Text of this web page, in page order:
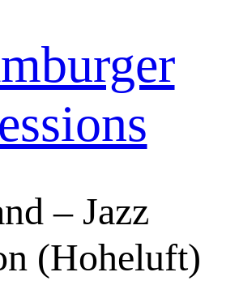
– Jazz
(Hoheluft)